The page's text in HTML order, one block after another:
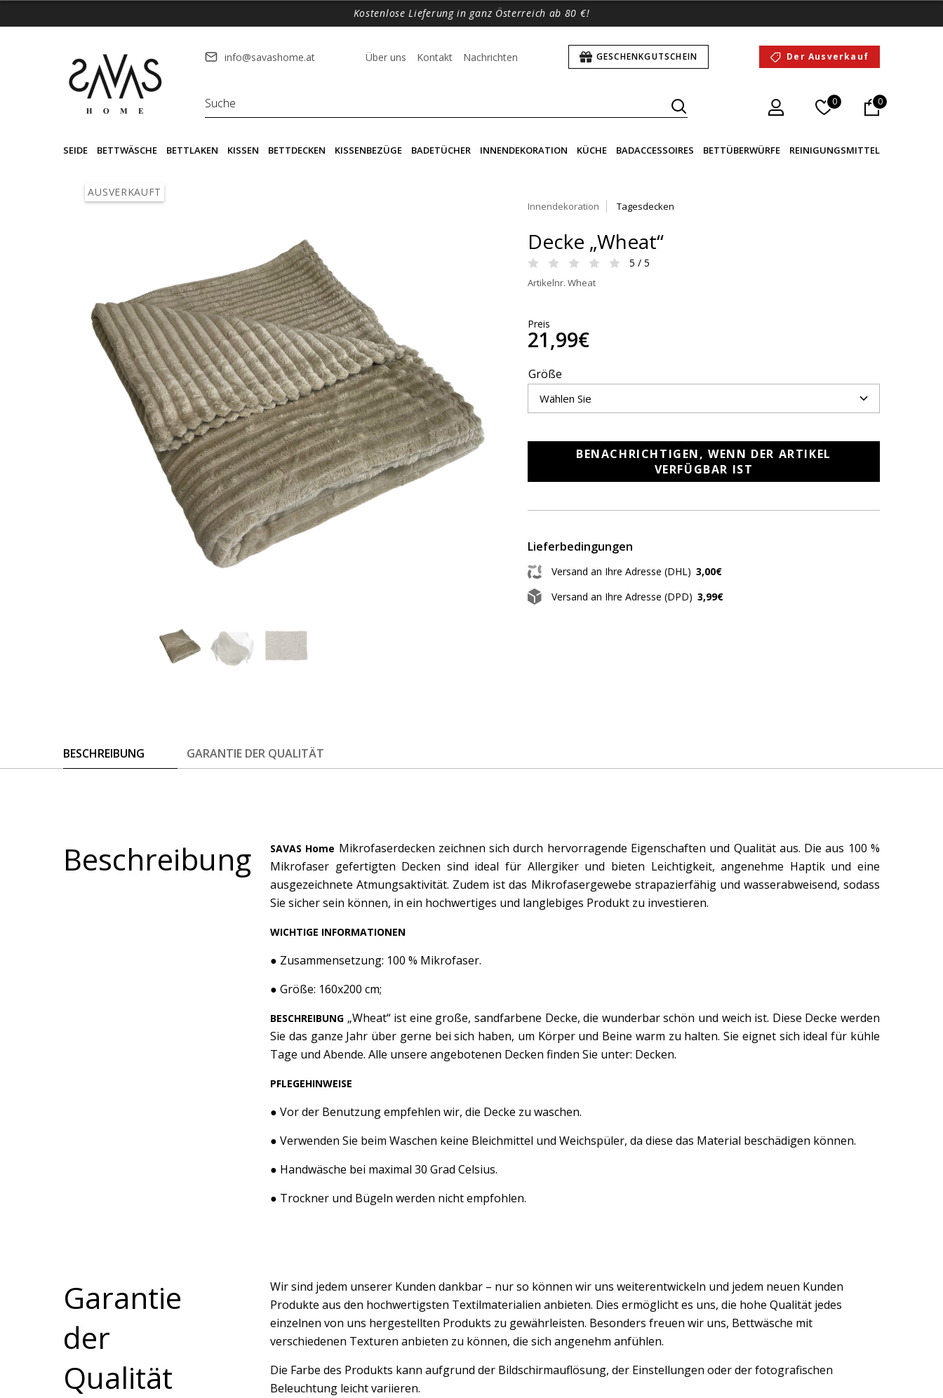
Kostenlose Lieferung in ganz Österreich ab 80 €!
info@savashome.at Über uns Kontakt Nachrichten GESCHENKGUTSCHEIN Der Ausverkauf
0 0
SEIDE BETTWÄSCHE BETTLAKEN KISSEN BETTDECKEN KISSENBEZÜGE BADETÜCHER INNENDEKORATION KÜCHE BADACCESSOIRES BETTÜBERWÜRFE REINIGUNGSMITTEL
AUSVERKAUFT
Innendekoration Tagesdecken
Decke „Wheat“
5 / 5
Artikelnr. Wheat
Preis
21,99€
Größe
BENACHRICHTIGEN, WENN DER ARTIKEL
VERFÜGBAR IST
Lieferbedingungen
Versand an Ihre Adresse (DHL) 3,00€
Versand an Ihre Adresse (DPD) 3,99€
BESCHREIBUNG GARANTIE DER QUALITÄT
Beschreibung SAVAS Home Mikrofaserdecken zeichnen sich durch hervorragende Eigenschaften und Qualität aus. Die aus 100 %
Mikrofaser gefertigten Decken sind ideal für Allergiker und bieten Leichtigkeit, angenehme Haptik und eine
ausgezeichnete Atmungsaktivität. Zudem ist das Mikrofasergewebe strapazierfähig und wasserabweisend, sodass
Sie sicher sein können, in ein hochwertiges und langlebiges Produkt zu investieren.
WICHTIGE INFORMATIONEN
● Zusammensetzung: 100 % Mikrofaser.
● Größe: 160x200 cm;
BESCHREIBUNG „Wheat“ ist eine große, sandfarbene Decke, die wunderbar schön und weich ist. Diese Decke werden
Sie das ganze Jahr über gerne bei sich haben, um Körper und Beine warm zu halten. Sie eignet sich ideal für kühle
Tage und Abende. Alle unsere angebotenen Decken finden Sie unter: Decken.
PFLEGEHINWEISE
● Vor der Benutzung empfehlen wir, die Decke zu waschen.
● Verwenden Sie beim Waschen keine Bleichmittel und Weichspüler, da diese das Material beschädigen können.
● Handwäsche bei maximal 30 Grad Celsius.
● Trockner und Bügeln werden nicht empfohlen.
Garantie
der
Qualität
Wir sind jedem unserer Kunden dankbar – nur so können wir uns weiterentwickeln und jedem neuen Kunden
Produkte aus den hochwertigsten Textilmaterialien anbieten. Dies ermöglicht es uns, die hohe Qualität jedes
einzelnen von uns hergestellten Produkts zu gewährleisten. Besonders freuen wir uns, Bettwäsche mit
verschiedenen Texturen anbieten zu können, die sich angenehm anfühlen.
Die Farbe des Produkts kann aufgrund der Bildschirmauflösung, der Einstellungen oder der fotografischen
Beleuchtung leicht variieren.